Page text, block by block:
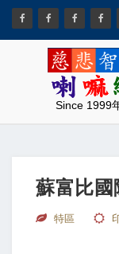
Since 1999
蘇富比國
特區